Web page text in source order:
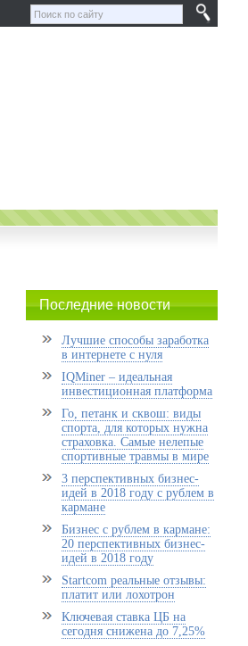
Последние новости
Лучшие способы заработка
в интернете с нуля
IQMiner – идеальная
инвестиционная платформа
Го, петанк и сквош: виды
спорта, для которых нужна
страховка. Самые нелепые
спортивные травмы в мире
3 перспективных бизнес-
идей в 2018 году с рублем в
кармане
Бизнес с рублем в кармане:
20 перспективных бизнес-
идей в 2018 году
Startcom реальные отзывы:
платит или лохотрон
Ключевая ставка ЦБ на
сегодня снижена до 7,25%